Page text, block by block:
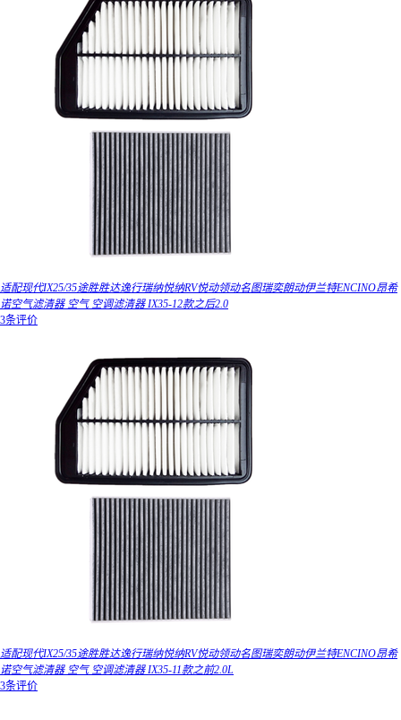
适配现代IX25/35途胜胜达逸行瑞纳悦纳RV悦动领动名图瑞奕朗动伊兰特ENCINO昂希
诺空气滤清器 空气 空调滤清器 IX35-12款之后2.0
3条评价
适配现代IX25/35途胜胜达逸行瑞纳悦纳RV悦动领动名图瑞奕朗动伊兰特ENCINO昂希
诺空气滤清器 空气 空调滤清器 IX35-11款之前2.0L
3条评价